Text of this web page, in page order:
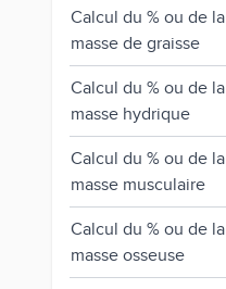
Calcul du % ou de la
masse de graisse
Calcul du % ou de la
masse hydrique
Calcul du % ou de la
masse musculaire
Calcul du % ou de la
masse osseuse